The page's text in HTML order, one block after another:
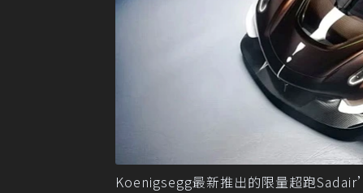
Koenigsegg最新推出的限量超跑